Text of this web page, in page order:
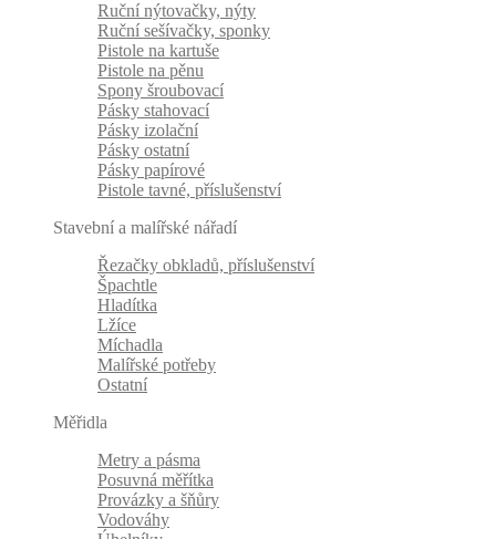
Ruční nýtovačky, nýty
Ruční sešívačky, sponky
Pistole na kartuše
Pistole na pěnu
Spony šroubovací
Pásky stahovací
Pásky izolační
Pásky ostatní
Pásky papírové
Pistole tavné, příslušenství
Stavební a malířské nářadí
Řezačky obkladů, příslušenství
Špachtle
Hladítka
Lžíce
Míchadla
Malířské potřeby
Ostatní
Měřidla
Metry a pásma
Posuvná měřítka
Provázky a šňůry
Vodováhy